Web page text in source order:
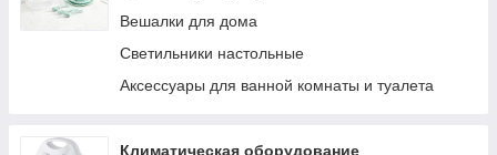
Вешалки для дома
Светильники настольные
Аксессуары для ванной комнаты и туалета
Климатическая оборудование